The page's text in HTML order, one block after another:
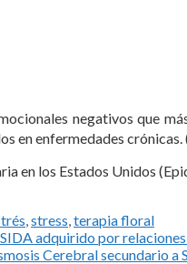
negativos que
en enfermedades crónicas.
en los Estados Unidos
stress terapia floral
adquirido por
Cerebral secundario